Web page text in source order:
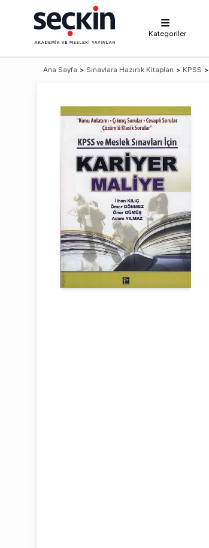
Kategoriler
Ana Sayfa > Sınavlara Hazırlık Kitapları > KPSS >